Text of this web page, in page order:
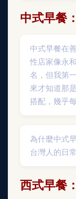
中式早餐
中式早餐在
性店家像永
名，但我第
來才知道那
搭配，幾乎
為什麼中式
台灣人的日
西式早餐